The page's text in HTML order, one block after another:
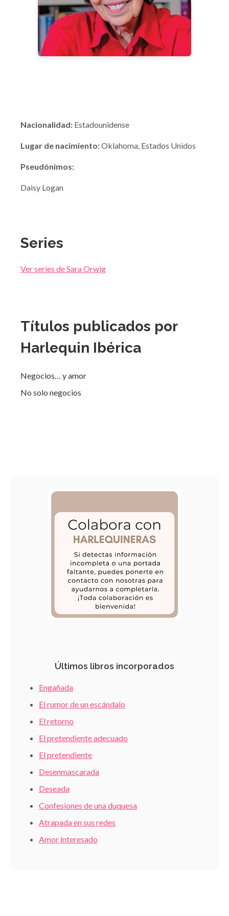
Nacionalidad: Estadounidense
Lugar de nacimiento:Oklahoma, Estados Unidos
Pseudónimos:
Daisy Logan
Series
Ver series de Sara Orwig
Títulos publicados por
Harlequin Ibérica
Negocios… y amor
No solo negocios
Últimos libros incorporados
Engañada
El rumor de un escándalo
El retorno
El pretendiente adecuado
El pretendiente
Desenmascarada
Deseada
Confesiones de una duquesa
Atrapada en sus redes
Amor interesado